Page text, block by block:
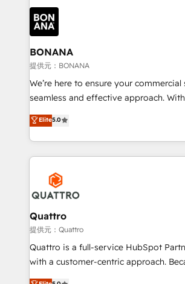
building an integrated growth stack
business, operational and technical
life, and creates a 360˚ view of your
help your teams do more. We specialise in HubSpot
technical services, website design and
as well as agency services that help
success. Now, more than ever you need to connect
customer service. It's time to empower
to create great customer experiences
happen.
BONANA
提供元：BONANA
We’re here to ensure your commercial
seamless and effective approach.
team that has 10+ years of experience
we have a deep understanding of
Services and E-commerce together with
streamline and enhance your Sales,
Service efforts, providing insights in
commercial operations. We're good at
automating and optimizing your
service operations with AI, designing
your website, and we drive growth
Based Marketing, SEO, SEA and many
No worries, we will advise you in
Elite5.0
Quattro
提供元：Quattro
Quattro is a full-service HubSpot
with a customer-centric approach.
clients have the same needs, Quattro